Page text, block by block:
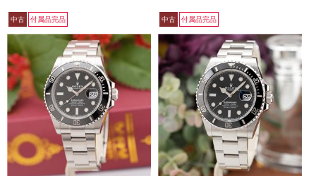
中古 付属品完品 中古 付属品完品